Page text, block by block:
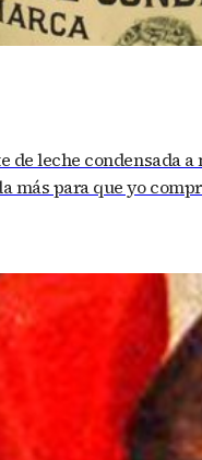
de leche condensada
más para que yo